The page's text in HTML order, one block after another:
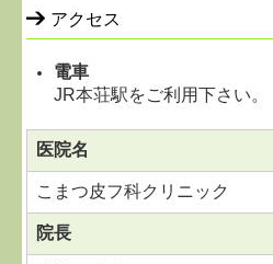
アクセス
電車
JR本荘駅をご利用下さい。
医院名
こまつ皮フ科クリニック
院長